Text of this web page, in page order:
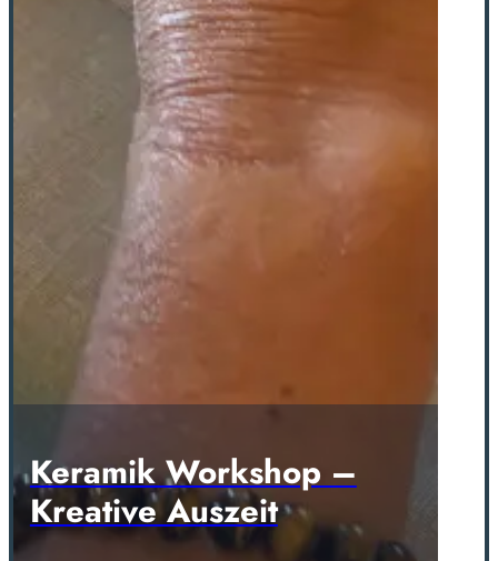
Keramik Workshop –
Kreative Auszeit